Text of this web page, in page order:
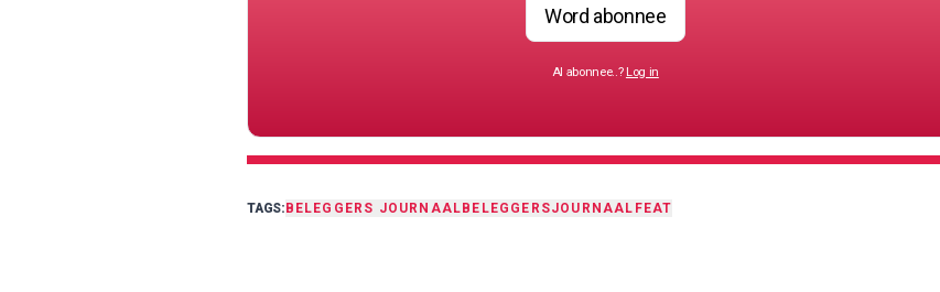
Word abonnee
Al abonnee..? Log in
TAGS:BELEGGERS JOURNAALBELEGGERSJOURNAAL FEAT